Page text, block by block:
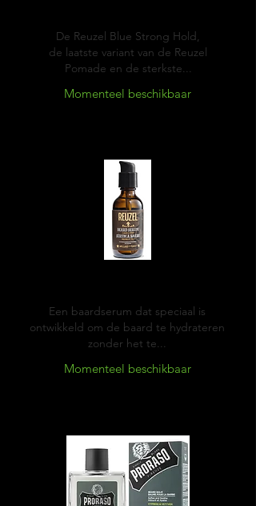
De Reuzel Blue Strong Hold,
de laatste variant van de Reuzel
Pomade en de sterkste...
Momenteel beschikbaar
Een baardserum dat speciaal is
ontwikkeld om de baard te hydrateren
zonder het te...
Momenteel beschikbaar